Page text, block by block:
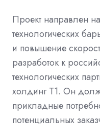
Проект направлен
технологических
и повышение
разработок к
технологических
холдинг T1. Он
прикладные
потенциальных